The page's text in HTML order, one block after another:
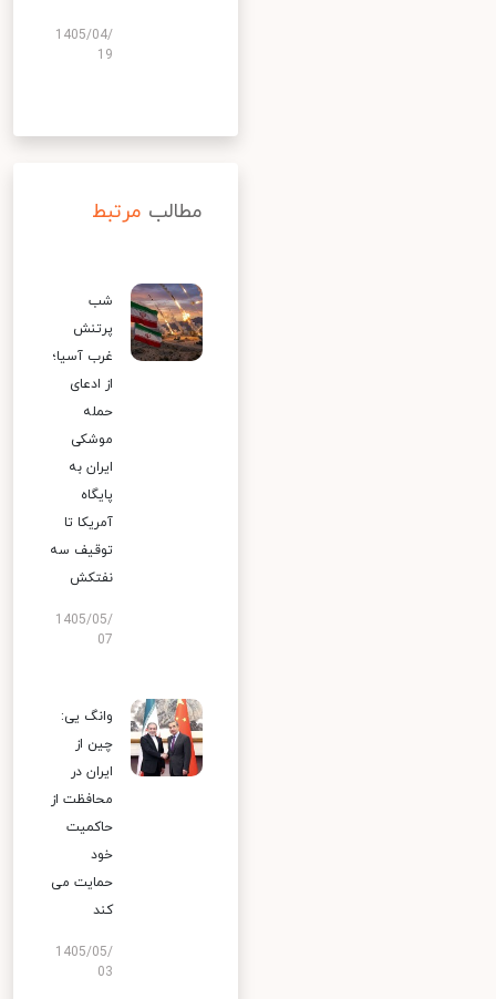
1405/04/
19
مطالب مرتبط
شب
پرتنش
غرب آسیا؛
از ادعای
حمله
موشکی
ایران به
پایگاه
آمریکا تا
توقیف سه
نفتکش
1405/05/
07
وانگ یی:
چین از
ایران در
محافظت از
حاکمیت
خود
حمایت می
کند
1405/05/
03